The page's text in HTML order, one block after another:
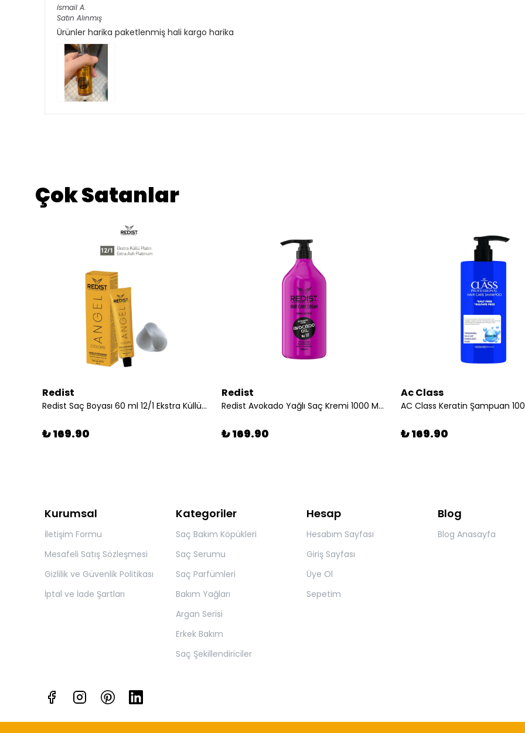
İsmail A.
Satın Alınmış
Ürünler harika paketlenmiş hali kargo harika
Çok Satanlar
Redist
Redist Saç Boyası 60 ml 12/1 Ekstra Küllü Platin
₺ 169.90
Redist
Redist Avokado Yağlı Saç Kremi 1000 ML | Kuru ve Yıpranmış Saçlar için Bakım
₺ 169.90
Ac Class
₺ 169.90
Kurumsal
İletişim Formu
Mesafeli Satış Sözleşmesi
Gizlilik ve Güvenlik Politikası
İptal ve İade Şartları
Kategoriler
Saç Bakım Köpükleri
Saç Serumu
Saç Parfümleri
Bakım Yağları
Argan Serisi
Erkek Bakım
Saç Şekillendiriciler
Hesap
Hesabım Sayfası
Giriş Sayfası
Üye Ol
Sepetim
Blog
Blog Anasayfa